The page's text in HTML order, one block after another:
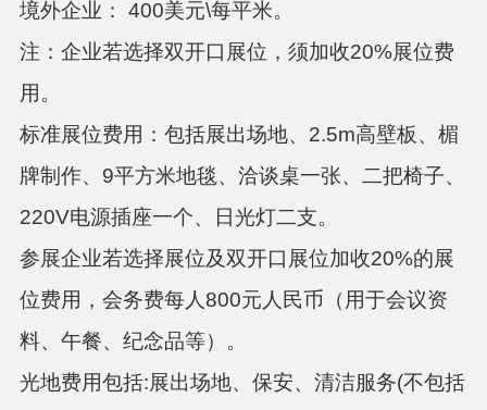
境外企业：
400美元\每平米。
注：企业若选择双开口展位，须加收20%展位费
用。
标准展位费用：包括展出场地、 2.5m高壁板、楣
牌制作、9平方米地毯、洽谈桌一张、二把椅子、
220V电源插座一个、日光灯二支。
参展企业若选择展位及双开口展位加收20%的展
位费用，会务费每人800元人民币（用于会议资
料、午餐、纪念品等）。
光地费用包括:展出场地、保安、清洁服务(不包括